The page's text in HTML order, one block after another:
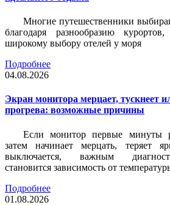
Многие путешественники
благодаря разнообразию
широкому выбору отелей у моря
Подробнее
04.08.2026
Экран монитора мерцает, тускнеет
прогрева: возможные причины
Если монитор первые минуты
затем начинает мерцать, теряет
выключается, важным
становится зависимость от
Подробнее
01.08.2026